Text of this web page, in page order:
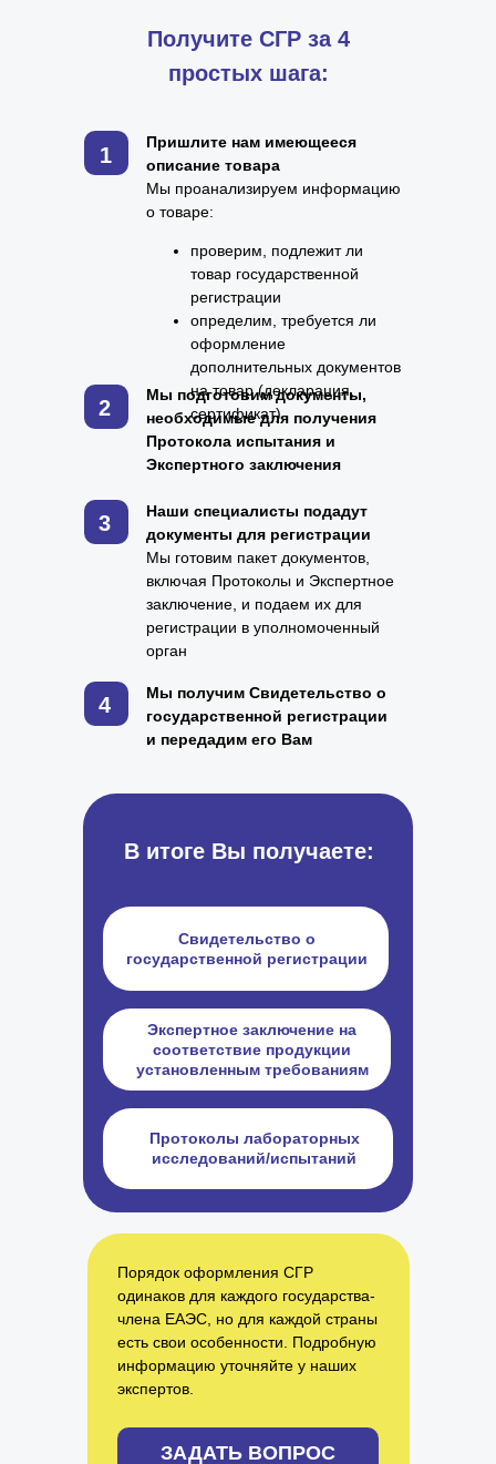
1
2
3
4
Пришлите нам имеющееся
описание товара
Мы проанализируем информацию
о товаре:
проверим, подлежит ли
товар государственной
регистрации
определим, требуется ли
оформление
дополнительных документов
на товар (декларация,
сертификат)
Получите СГР за 4
простых шага:
Мы подготовим документы,
необходимые для получения
Протокола испытания и
Экспертного заключения
Наши специалисты подадут
документы для регистрации
Мы готовим пакет документов,
включая Протоколы и Экспертное
заключение, и подаем их для
регистрации в уполномоченный
орган
Мы получим Свидетельство о
государственной регистрации
и передадим его Вам
Экспертное заключение на
соответствие продукции
установленным требованиям
Протоколы лабораторных
исследований/испытаний
В итоге Вы получаете:
Свидетельство о
государственной регистрации
Порядок оформления СГР
одинаков для каждого государства-
члена ЕАЭС, но для каждой страны
есть свои особенности. Подробную
информацию уточняйте у наших
экспертов.
ЗАДАТЬ ВОПРОС